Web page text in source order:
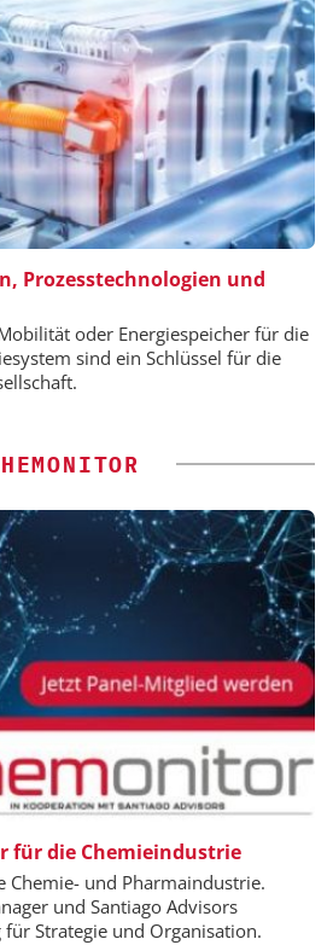
Prozesstechnologien und
oder Energiespeicher für die
sind ein Schlüssel für die
für die Chemieindustrie
Chemie- und Pharmaindustrie.
und Santiago Advisors
Strategie und Organisation.